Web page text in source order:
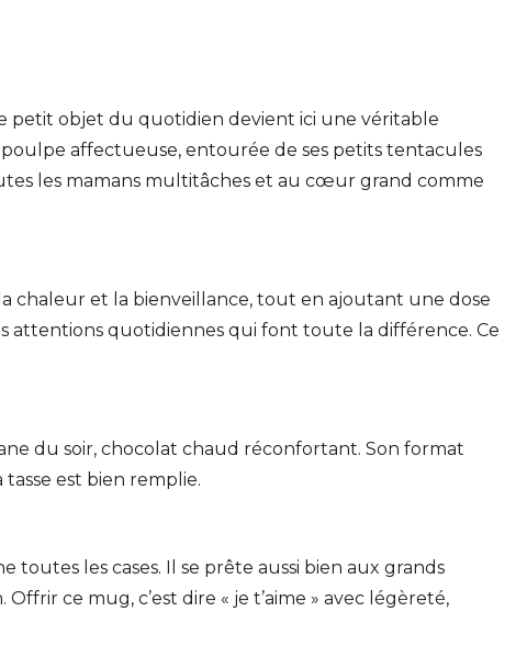
petit objet du quotidien devient ici une véritable
affectueuse, entourée de ses petits tentacules
les mamans multitâches et au cœur grand comme
chaleur et la bienveillance, tout en ajoutant une dose
attentions quotidiennes qui font toute la différence. Ce
du soir, chocolat chaud réconfortant. Son format
est bien remplie.
toutes les cases. Il se prête aussi bien aux grands
ce mug, c’est dire « je t’aime » avec légèreté,